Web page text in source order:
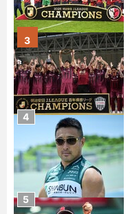
3
4
5